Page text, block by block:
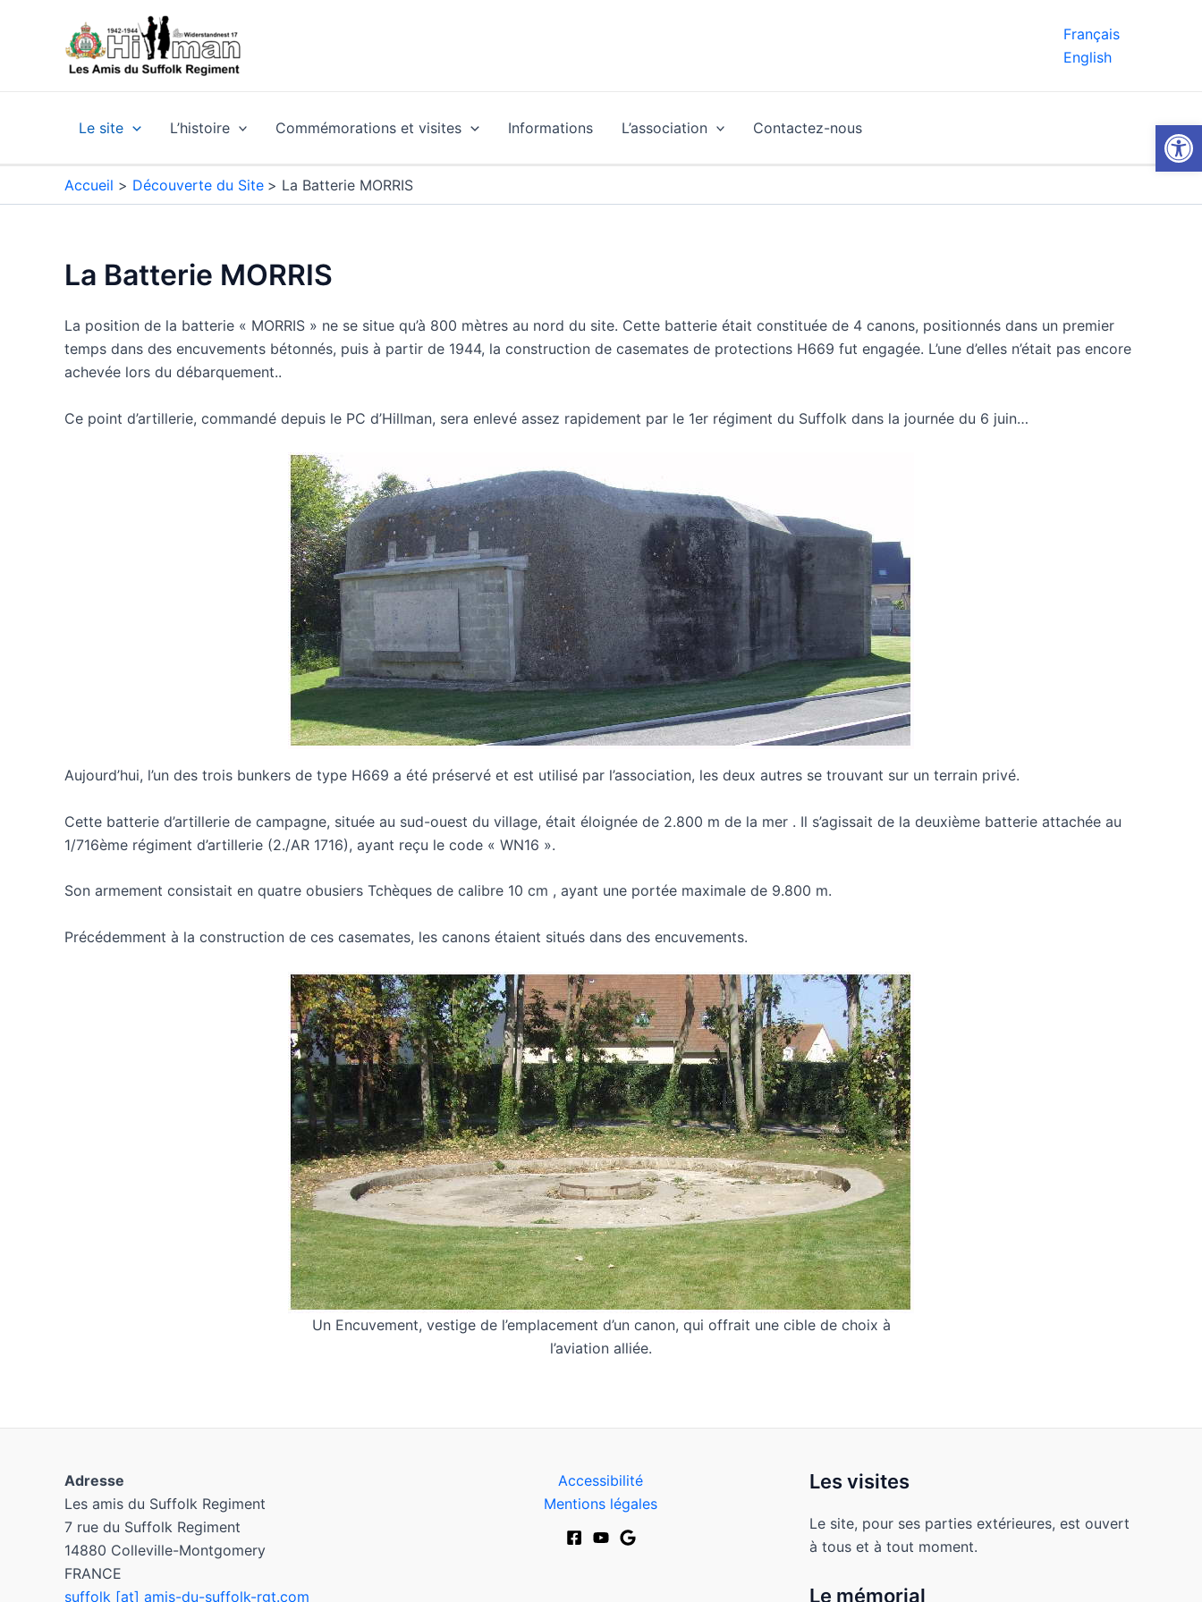
Ouvrir
Français
English
Le site L’histoire Commémorations et visites Informations L’association Contactez-nous
Accueil Découverte du Site La Batterie MORRIS
La Batterie MORRIS
La position de la batterie « MORRIS » ne se situe qu’à 800 mètres au nord du site. Cette batterie était constituée de 4 canons, positionnés dans un premier
temps dans des encuvements bétonnés, puis à partir de 1944, la construction de casemates de protections H669 fut engagée. L’une d’elles n’était pas encore
achevée lors du débarquement..
Ce point d’artillerie, commandé depuis le PC d’Hillman, sera enlevé assez rapidement par le 1er régiment du Suffolk dans la journée du 6 juin…
Aujourd’hui, l’un des trois bunkers de type H669 a été préservé et est utilisé par l’association, les deux autres se trouvant sur un terrain privé.
Cette batterie d’artillerie de campagne, située au sud-ouest du village, était éloignée de 2.800 m de la mer . Il s’agissait de la deuxième batterie attachée au
1/716ème régiment d’artillerie (2./AR 1716), ayant reçu le code « WN16 ».
Son armement consistait en quatre obusiers Tchèques de calibre 10 cm , ayant une portée maximale de 9.800 m.
Précédemment à la construction de ces casemates, les canons étaient situés dans des encuvements.
Un Encuvement, vestige de l’emplacement d’un canon, qui offrait une cible de choix à
l’aviation alliée.
Adresse
Les amis du Suffolk Regiment
7 rue du Suffolk Regiment
14880 Colleville-Montgomery
FRANCE
suffolk [at] amis-du-suffolk-rgt.com
Accessibilité
Mentions légales
Les visites
Le site, pour ses parties extérieures, est ouvert
à tous et à tout moment.
Le mémorial